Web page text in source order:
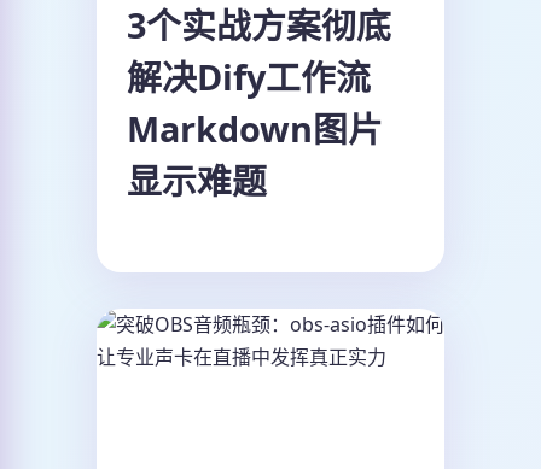
3个实战方案彻底
解决Dify工作流
Markdown图片
显示难题